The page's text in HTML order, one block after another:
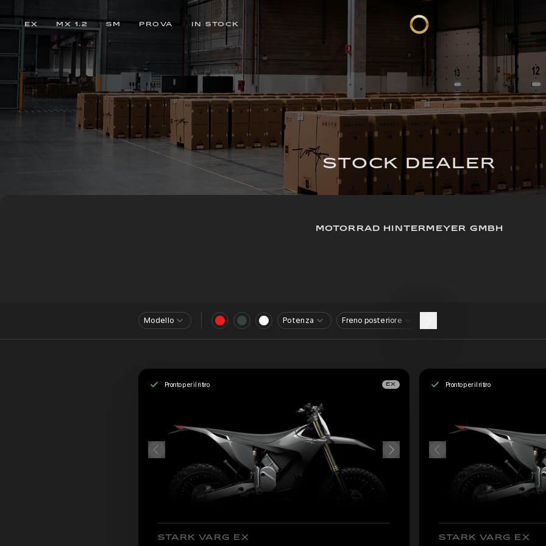
EX MX 1.2 SM PROVA IN STOCK
STOCK DEALER
MOTORRAD HINTERMEYER GMBH
Modello Potenza Freno posteriore
Pronto per il ritiro EX
STARK VARG EX
Pronto per il ritiro
STARK VARG EX